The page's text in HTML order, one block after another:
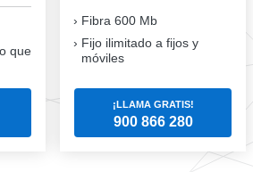
que
Fibra 600 Mb
Fijo ilimitado a fijos y
móviles
¡LLAMA GRATIS!
900 866 280